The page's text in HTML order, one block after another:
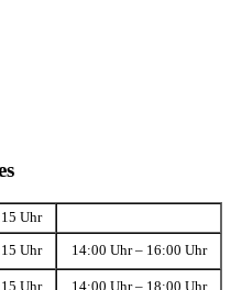
Uhr
Uhr 14:00 Uhr – 16:00 Uhr